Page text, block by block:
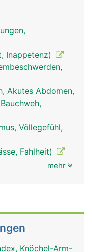
Inappetenz)
Akutes Abdomen,
Völlegefühl,
Fahlheit)
mehr
Knöchel-Arm-